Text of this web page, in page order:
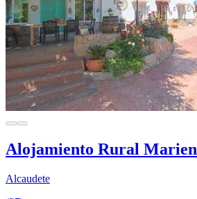
Alojamiento Rural Marien
Alcaudete